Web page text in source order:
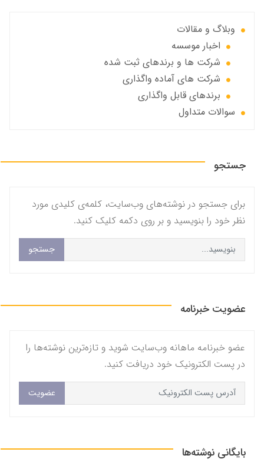
وبلاگ و مقالات
اخبار موسسه
شرکت ها و برندهای ثبت شده
شرکت های آماده واگذاری
برندهای قابل واگذاری
سوالات متداول
جستجو
برای جستجو در نوشته‌های وب‌سایت، کلمه‌ی کلیدی مورد
نظر خود را بنویسید و بر روی دکمه کلیک کنید.
جستجو
عضویت خبرنامه
عضو خبرنامه ماهانه وب‌سایت شوید و تازه‌ترین نوشته‌ها را
در پست الکترونیک خود دریافت کنید.
عضویت
بایگانی نوشته‌ها